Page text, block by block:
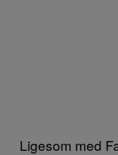
Ligesom med